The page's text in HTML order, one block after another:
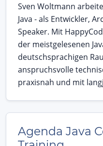
Sven Woltmann
Java - als Entwickler,
Speaker. Mit
der meistgelesenen
deutschsprachigen
anspruchsvolle
praxisnah und mit
Agenda Java